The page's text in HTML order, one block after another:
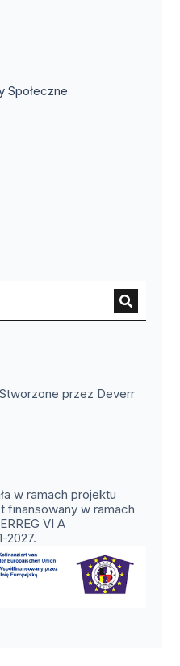
Społeczne
oknie)
w nowym oknie)
nowym oknie)
się w nowym
się w
Stworzone przez Deverr
w ramach projektu
finansowany w ramach
VI A
2027.